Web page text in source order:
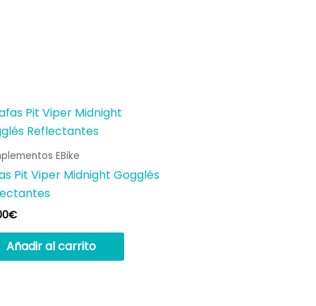
EBike
Pit Viper Midnight Gogglés
€
Añadir al carrito